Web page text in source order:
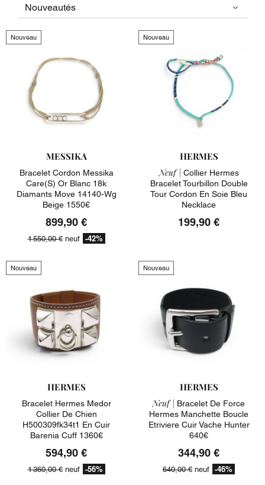
Nouveau
MESSIKA
Bracelet Cordon Messika
Care(s) Or Blanc 18k
Diamants Move 14140-Wg
Beige 1550€
899,90 €
1 550,00 €neuf -42%
Nouveau
HERMES
Neuf | Collier Hermes
Bracelet Tourbillon Double
Tour Cordon En Soie Bleu
Necklace
199,90 €
Nouveau
HERMES
Bracelet Hermes Medor
Collier De Chien
H500309fk34t1 En Cuir
Barenia Cuff 1360€
594,90 €
1 360,00 €neuf -56%
Nouveau
HERMES
Neuf | Bracelet De Force
Hermes Manchette Boucle
Etriviere Cuir Vache Hunter
640€
344,90 €
640,00 € neuf -46%